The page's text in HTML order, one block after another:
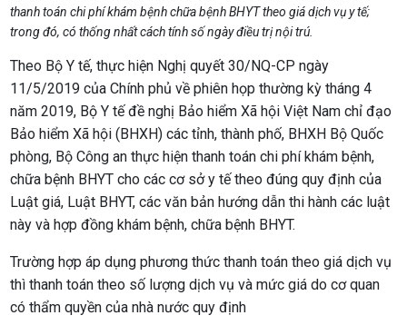
thanh toán chi phí khám bệnh chữa bệnh BHYT theo giá dịch vụ y tế;
trong đó, có thống nhất cách tính số ngày điều trị nội trú.
Theo Bộ Y tế, thực hiện Nghị quyết 30/NQ-CP ngày
11/5/2019 của Chính phủ về phiên họp thường kỳ tháng 4
năm 2019, Bộ Y tế đề nghị Bảo hiểm Xã hội Việt Nam chỉ đạo
Bảo hiểm Xã hội (BHXH) các tỉnh, thành phố, BHXH Bộ Quốc
phòng, Bộ Công an thực hiện thanh toán chi phí khám bệnh,
chữa bệnh BHYT cho các cơ sở y tế theo đúng quy định của
Luật giá, Luật BHYT, các văn bản hướng dẫn thi hành các luật
này và hợp đồng khám bệnh, chữa bệnh BHYT.
Trường hợp áp dụng phương thức thanh toán theo giá dịch vụ
thì thanh toán theo số lượng dịch vụ và mức giá do cơ quan
có thẩm quyền của nhà nước quy định